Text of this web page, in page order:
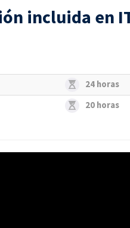
incluida en
24 horas
20 horas